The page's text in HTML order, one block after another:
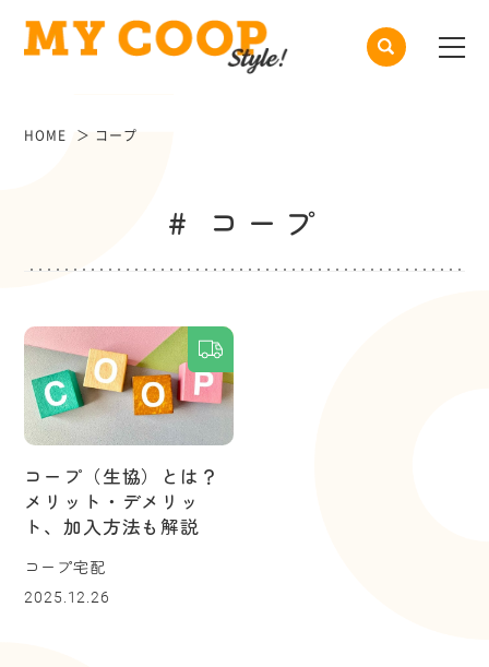
HOME コープ
# コープ
コープ（生協）とは？
メリット・デメリッ
ト、加入方法も解説
コープ宅配
2025.12.26